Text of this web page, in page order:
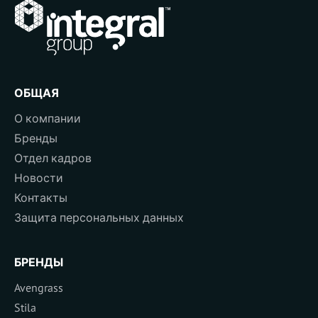
ОБЩАЯ
О компании
Бренды
Отдел кадров
Новости
Контакты
Защита персональных данных
БРЕНДЫ
Avengrass
Stila